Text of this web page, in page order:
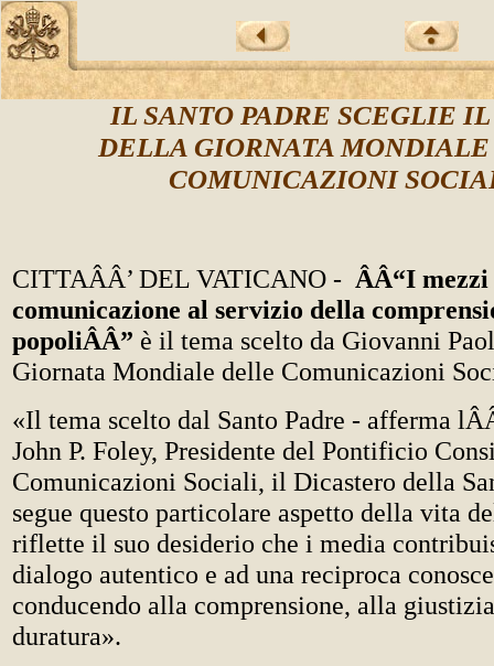
IL SANTO PADRE SCEGLIE
DELLA GIORNATA
COMUNICAZIONI
CITTAÂÂ’ DEL VATICANO - ÂÂ“I
comunicazione al servizio della
popoliÂÂ” è il tema scelto da Giovanni
Giornata Mondiale delle Comunicazioni
«Il tema scelto dal Santo Padre - afferma
John P. Foley, Presidente del Pontificio
Comunicazioni Sociali, il Dicastero della
segue questo particolare aspetto della vita
riflette il suo desiderio che i media
dialogo autentico e ad una reciproca
conducendo alla comprensione, alla
duratura».